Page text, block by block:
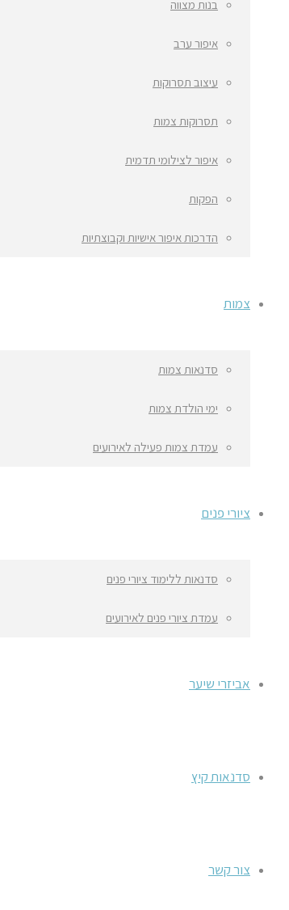
בנות מצווה
איפור ערב
עיצוב תסרוקות
תסרוקות צמות
איפור לצילומי תדמית
הפקות
הדרכות איפור אישיות וקבוצתיות
צמות
סדנאות צמות
ימי הולדת צמות
עמדת צמות פעילה לאירועים
ציורי פנים
סדנאות ללימוד ציורי פנים
עמדת ציורי פנים לאירועים
אביזרי שיער
סדנאות קיץ
צור קשר